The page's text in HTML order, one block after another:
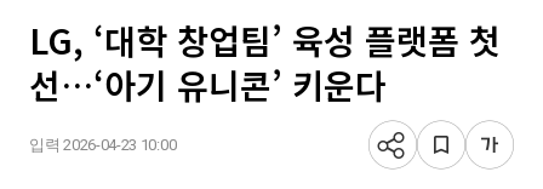
LG, ‘대학 창업팀’ 육성 플랫폼 첫
선…‘아기 유니콘’ 키운다
입력 2026-04-23 10:00